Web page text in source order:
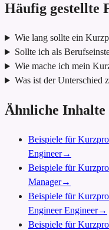
Häufig gestellte
Wie lang sollte ein
Sollte ich als
Wie mache ich mein
Was ist der Unterschied
Ähnliche Inhalte
Beispiele für
Engineer→
Beispiele für
Manager→
Beispiele für
Engineer Engineer→
Beispiele für